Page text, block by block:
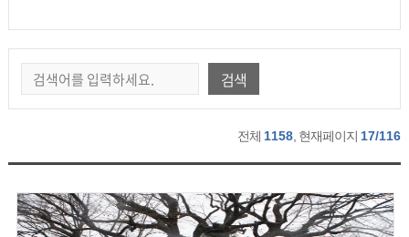
검색
전체 1158 , 현재페이지 17/116